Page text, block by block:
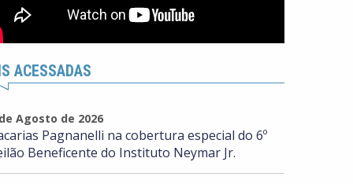
ACESSADAS
Agosto de 2026
Pagnanelli na cobertura especial do 6º
Beneficente do Instituto Neymar Jr.